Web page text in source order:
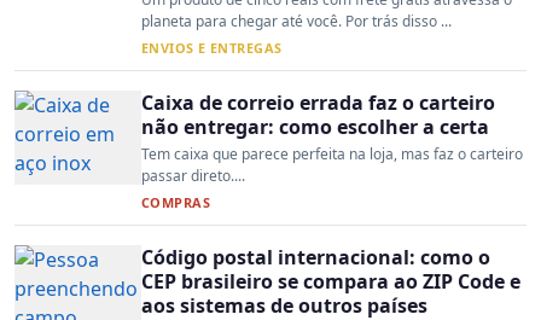
planeta para chegar até você. Por trás disso ...
ENVIOS E ENTREGAS
Caixa de correio errada faz o carteiro
não entregar: como escolher a certa
Tem caixa que parece perfeita na loja, mas faz o carteiro
passar direto....
COMPRAS
Código postal internacional: como o
CEP brasileiro se compara ao ZIP Code e
aos sistemas de outros países